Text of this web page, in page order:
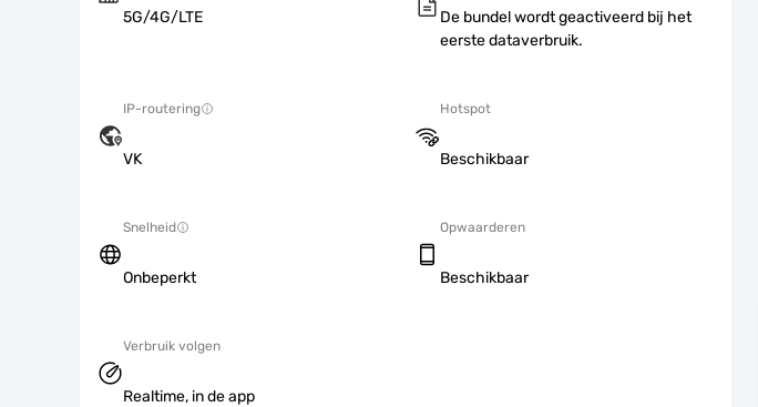
5G/4G/LTE
De bundel wordt geactiveerd bij het
eerste dataverbruik.
IP-routering
VK
Hotspot
Beschikbaar
Snelheid
Onbeperkt
Opwaarderen
Beschikbaar
Verbruik volgen
Realtime, in de app